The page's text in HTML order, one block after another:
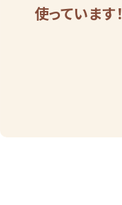
使っています！